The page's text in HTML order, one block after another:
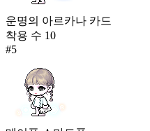
운명의 아르카나 카드
착용 수 10
#5